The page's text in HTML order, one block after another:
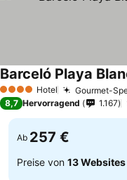
4 Sterne Hotel Gourmet-
8,7 Hervorragend 1.167
Ab 257 €
Preise von 13 Websites